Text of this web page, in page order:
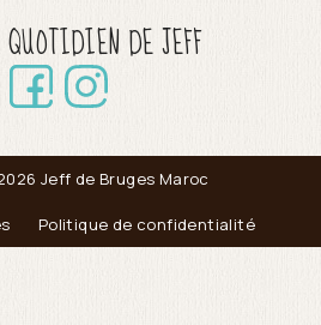
DE JEFF
Jeff de Bruges Maroc
Politique de confidentialité